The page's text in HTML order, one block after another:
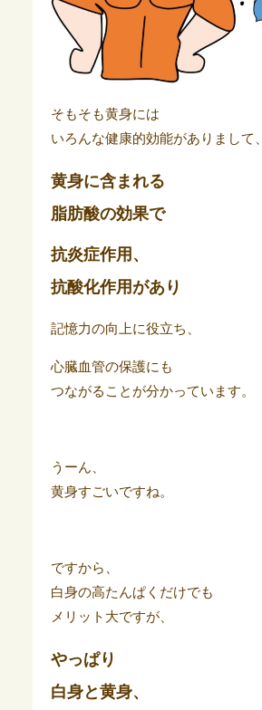
そもそも黄身には
いろんな健康的効能がありまして、
黄身に含まれる
脂肪酸の効果で
抗炎症作用、
抗酸化作用があり
記憶力の向上に役立ち、
心臓血管の保護にも
つながることが分かっています。
うーん、
黄身すごいですね。
ですから、
白身の高たんぱくだけでも
メリット大ですが、
やっぱり
白身と黄身、